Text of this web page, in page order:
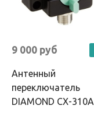
9 000 руб
Антенный
переключатель
DIAMOND CX-310A